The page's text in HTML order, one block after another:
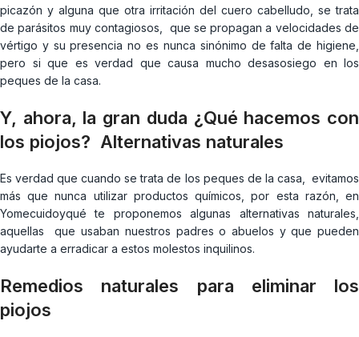
picazón y alguna que otra irritación del cuero cabelludo, se trata
de parásitos muy contagiosos, que se propagan a velocidades de
vértigo y su presencia no es nunca sinónimo de falta de higiene,
pero si que es verdad que causa mucho desasosiego en los
peques de la casa.
Y, ahora, la gran duda ¿Qué hacemos con
los piojos? Alternativas naturales
Es verdad que cuando se trata de los peques de la casa, evitamos
más que nunca utilizar productos químicos, por esta razón, en
Yomecuidoyqué te proponemos algunas alternativas naturales,
aquellas que usaban nuestros padres o abuelos y que pueden
ayudarte a erradicar a estos molestos inquilinos.
Remedios naturales para eliminar los
piojos